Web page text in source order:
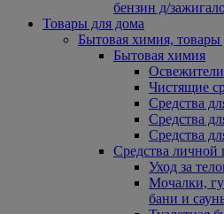
бензин д/
Товары для дома
Бытовая химия, товары
Бытовая химия
Освежители
Чистящие
Средства
Средства
Средства
Средства личной
Уход за
Мочалки,
бани и